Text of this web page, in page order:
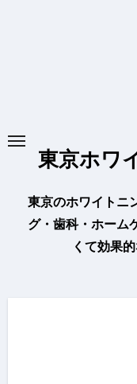
プ
東京ホワ
東京のホワイトニ
グ・歯科・ホーム
くて効果